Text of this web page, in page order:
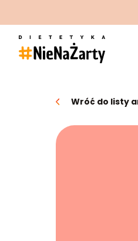
Wróć do listy